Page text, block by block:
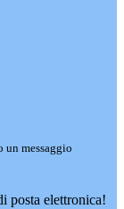
un messaggio
posta elettronica!